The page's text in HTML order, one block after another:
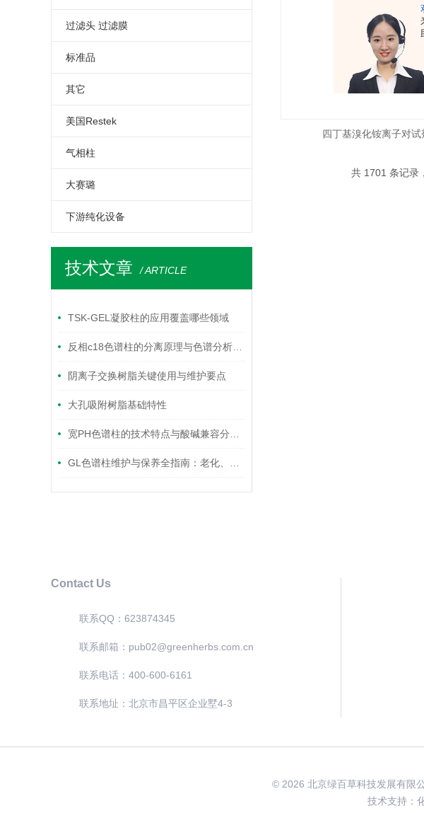
萃取柱
tskgel
光学异构体分析
反相色谱柱
疏水反应色谱柱
针式过滤器
蠕动泵
柱温箱
萃取小柱
过滤头 过滤膜
标准品
EP
USP
杂质
欧洲药典
其它
固相萃取
预装柱
GC-e/PSA固相萃取柱
采样器
萃取小柱。
采样气袋
美国Restek
苏玛罐
空气采样罐
气相柱
分析专用柱
固相萃取柱
毛细柱
大赛璐
下游纯化设备
技术文章 / ARTICLE
TSK-GEL凝胶柱的应用覆盖哪些领域
反相c18色谱柱的分离原理与色谱分析应用要点
阴离子交换树脂关键使用与维护要点
大孔吸附树脂基础特性
宽PH色谱柱的技术特点与酸碱兼容分离应用解析
GL色谱柱维护与保养全指南：老化、清洗与存储最佳实践
四丁基溴化铵离子对试
共 1701 条记录
Contact Us
联系QQ：623874345
联系邮箱：pub02@greenherbs.com.cn
联系电话：400-600-6161
联系地址：北京市昌平区企业墅4-3
© 2026 北京绿百草科技发展有限
技术支持：